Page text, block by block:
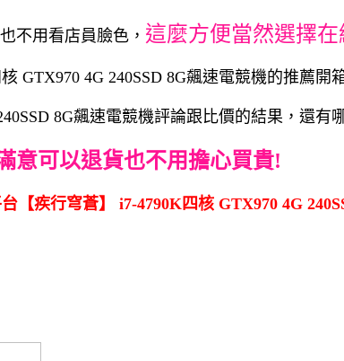
不用看店員臉色， 這麼方便當然選擇
GTX970 4G 240SSD 8G飆速電競機的推薦開
8G飆速電競機評論跟比價的結果，還
意可以退貨也不用擔心買貴!
【疾行穹蒼】 i7-4790K四核 GTX970 4G